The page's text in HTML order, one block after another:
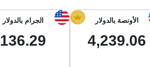
الأونصة بالدولار
4,239.06
الجرام بالدولار
136.29